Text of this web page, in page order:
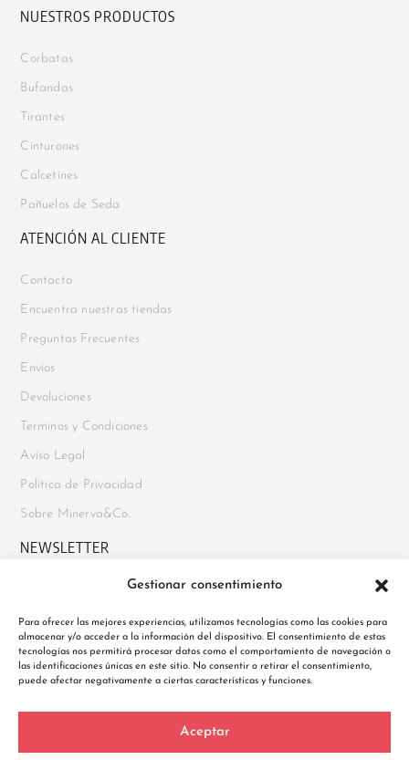
Gestionar consentimiento
Para ofrecer las mejores experiencias, utilizamos tecnologías como las cookies para
almacenar y/o acceder a la información del dispositivo. El consentimiento de estas
tecnologías nos permitirá procesar datos como el comportamiento de navegación o
las identificaciones únicas en este sitio. No consentir o retirar el consentimiento,
puede afectar negativamente a ciertas características y funciones.
Aceptar
NUESTROS PRODUCTOS
Corbatas
Bufandas
Tirantes
Cinturones
Calcetines
Pañuelos de Seda
ATENCIÓN AL CLIENTE
Contacto
Encuentra nuestras tiendas
Preguntas Frecuentes
Envíos
Devoluciones
Terminos y Condiciones
Aviso Legal
Política de Privacidad
Sobre Minerva&Co.
NEWSLETTER
Suscríbete para recibir novedades, acceso a ofertas exclusivas y
mucho más. Además, disfruta de un
10% de descuento en tu
primer pedidoal registrarte.
He leído y acepto la Política de Privacidad